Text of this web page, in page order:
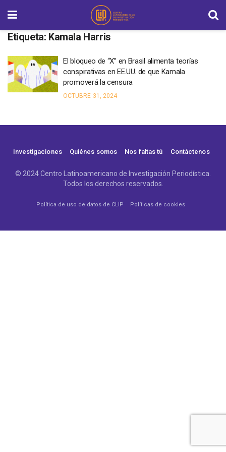
Etiqueta: Kamala Harris
El bloqueo de “X” en Brasil alimenta teorías
conspirativas en EE.UU. de que Kamala
promoverá la censura
OCTUBRE 31, 2024
Investigaciones Quiénes somos Nos faltas tú Contáctenos
© 2024 Centro Latinoamericano de Investigación Periodística.
Todos los derechos reservados.
Política de uso de datos de CLIP Políticas de cookies